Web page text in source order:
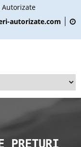
autorizate.com
PREŢURI